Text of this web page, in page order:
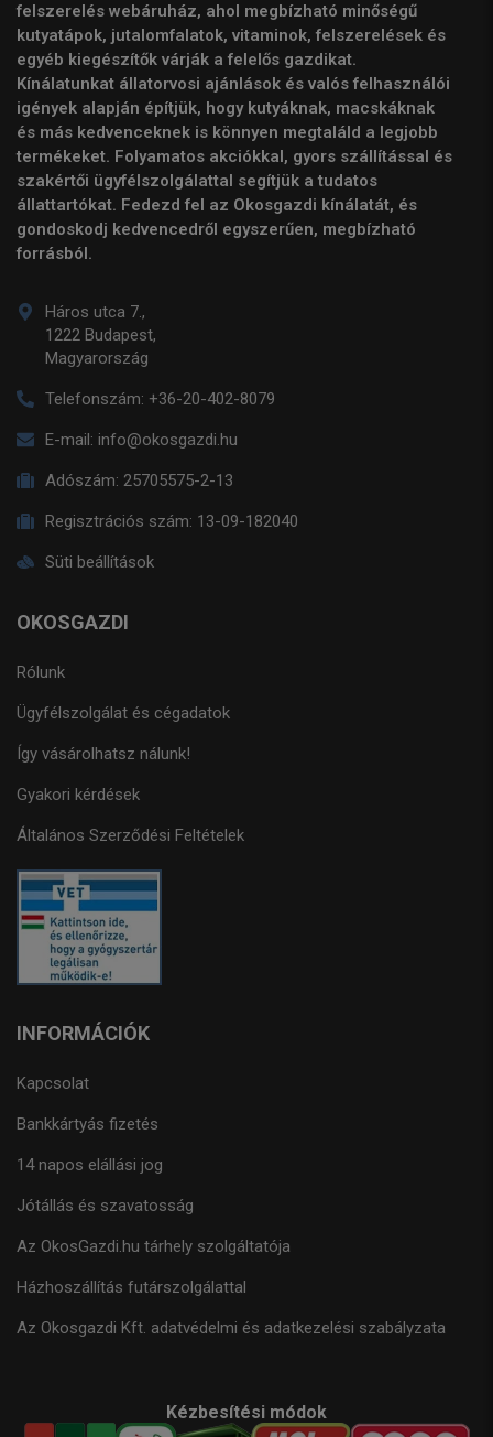
felszerelés webáruház, ahol megbízható minőségű
kutyatápok, jutalomfalatok, vitaminok, felszerelések és
egyéb kiegészítők várják a felelős gazdikat.
Kínálatunkat állatorvosi ajánlások és valós felhasználói
igények alapján építjük, hogy kutyáknak, macskáknak
és más kedvenceknek is könnyen megtaláld a legjobb
termékeket. Folyamatos akciókkal, gyors szállítással és
szakértői ügyfélszolgálattal segítjük a tudatos
állattartókat. Fedezd fel az Okosgazdi kínálatát, és
gondoskodj kedvencedről egyszerűen, megbízható
forrásból.
Háros utca 7.,
1222 Budapest,
Magyarország
Telefonszám: +36-20-402-8079
E-mail: info@okosgazdi.hu
Adószám: 25705575-2-13
Regisztrációs szám: 13-09-182040
Süti beállítások
OKOSGAZDI
Rólunk
Ügyfélszolgálat és cégadatok
Így vásárolhatsz nálunk!
Gyakori kérdések
Általános Szerződési Feltételek
INFORMÁCIÓK
Kapcsolat
Bankkártyás fizetés
14 napos elállási jog
Jótállás és szavatosság
Az OkosGazdi.hu tárhely szolgáltatója
Házhoszállítás futárszolgálattal
Az Okosgazdi Kft. adatvédelmi és adatkezelési szabályzata
Kézbesítési módok